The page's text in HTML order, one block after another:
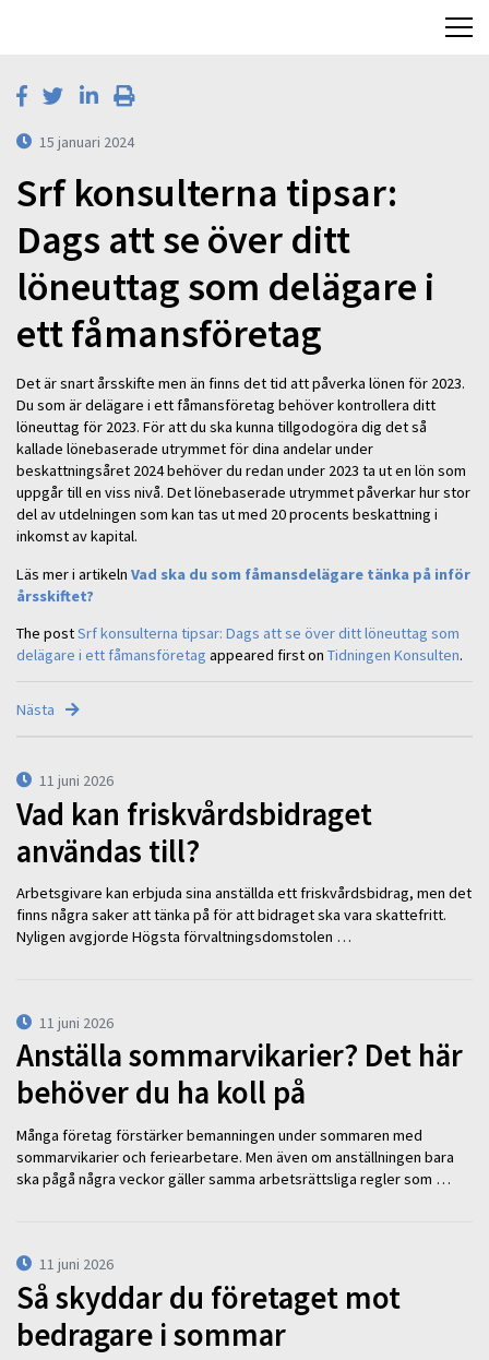
15 januari 2024
Srf konsulterna tipsar:
Dags att se över ditt
löneuttag som delägare i
ett fåmansföretag
Det är snart årsskifte men än finns det tid att påverka lönen för 2023.
Du som är delägare i ett fåmansföretag behöver kontrollera ditt
löneuttag för 2023. För att du ska kunna tillgodogöra dig det så
kallade lönebaserade utrymmet för dina andelar under
beskattningsåret 2024 behöver du redan under 2023 ta ut en lön som
uppgår till en viss nivå. Det lönebaserade utrymmet påverkar hur stor
del av utdelningen som kan tas ut med 20 procents beskattning i
inkomst av kapital.
Läs mer i artikeln Vad ska du som fåmansdelägare tänka på inför
årsskiftet?
The postSrf konsulterna tipsar: Dags att se över ditt löneuttag som
delägare i ett fåmansföretag appeared first on Tidningen Konsulten.
Nästa
11 juni 2026
Vad kan friskvårdsbidraget
användas till?
Arbetsgivare kan erbjuda sina anställda ett friskvårdsbidrag, men det
finns några saker att tänka på för att bidraget ska vara skattefritt.
Nyligen avgjorde Högsta förvaltningsdomstolen …
11 juni 2026
Anställa sommarvikarier? Det här
behöver du ha koll på
Många företag förstärker bemanningen under sommaren med
sommarvikarier och feriearbetare. Men även om anställningen bara
ska pågå några veckor gäller samma arbetsrättsliga regler som …
11 juni 2026
Så skyddar du företaget mot
bedragare i sommar